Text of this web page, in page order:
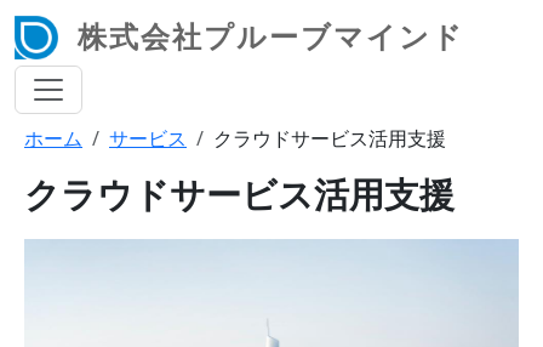
メインコンテンツに移動
株式会社プルーブマインド
パンくず
ホーム サービス クラウドサービス活用支援
クラウドサービス活用支援